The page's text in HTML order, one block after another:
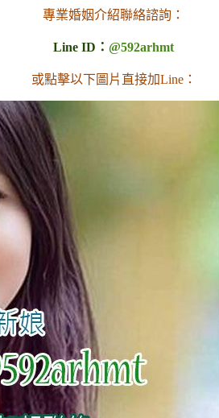
專業婚姻介紹聯絡諮詢：
Line ID： @592arhmt
或點擊以下圖片直接加Line：